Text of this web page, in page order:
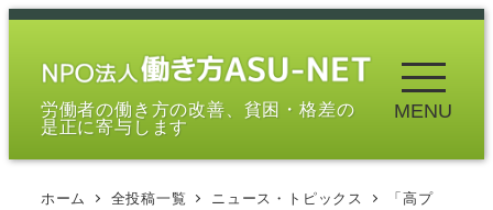
メ
労働者の働き方の改善、貧困・格差の
是正に寄与します
MENU
ホーム 全投稿一覧 ニュース・トピックス
「高プ